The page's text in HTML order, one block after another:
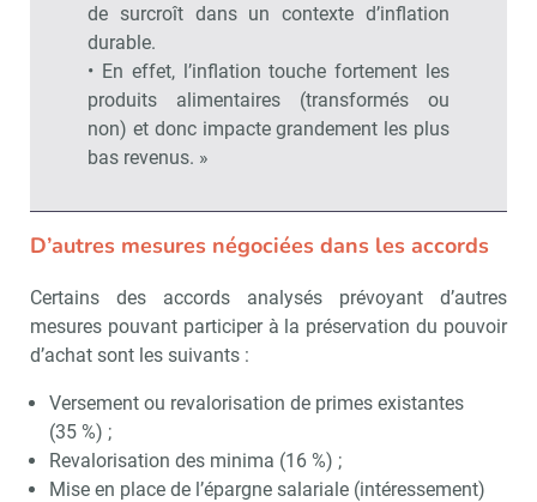
de surcroît dans un contexte d’inflation
durable.
• En effet, l’inflation touche fortement les
produits alimentaires (transformés ou
non) et donc impacte grandement les plus
bas revenus. »
D’autres mesures négociées dans les accords
Certains des accords analysés prévoyant d’autres
mesures pouvant participer à la préservation du pouvoir
d’achat sont les suivants :
Versement ou revalorisation de primes existantes
(35 %) ;
Revalorisation des minima (16 %) ;
Mise en place de l’épargne salariale (intéressement)